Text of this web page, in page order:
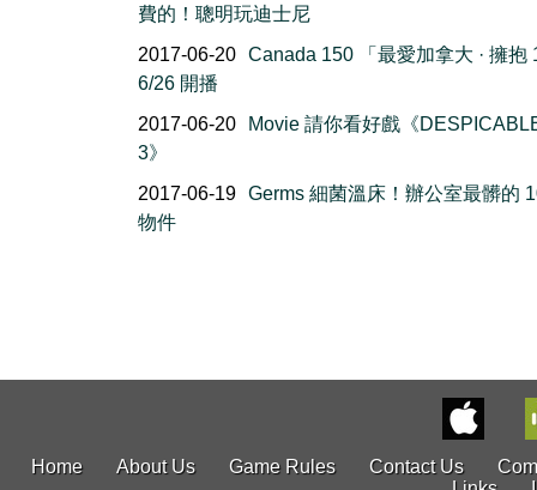
費的！聰明玩迪士尼
2017-06-20 Canada 150 「最愛加拿大 · 擁抱
6/26 開播
2017-06-20
Movie 請你看好戲《
3》
2017-06-19 Germs 細菌溫床！辦公室最髒的
物件
Home About Us Game Rules Contact Us